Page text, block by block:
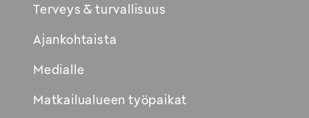
Terveys & turvallisuus
Ajankohtaista
Medialle
Matkailualueen työpaikat